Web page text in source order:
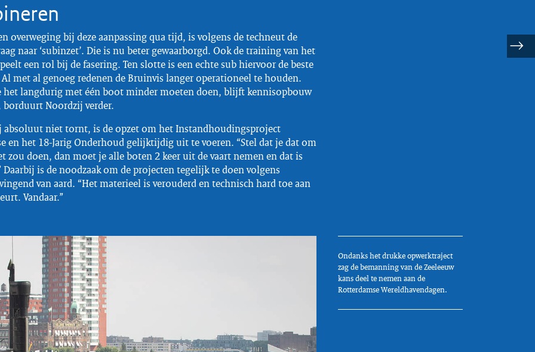
overweging bij deze aanpassing qua tijd, is volgens de techneut de
naar ‘subinzet’. Die is nu beter gewaarborgd. Ook de training van het
een rol bij de fasering. Ten slotte is een echte sub hiervoor de beste
met al genoeg redenen de Bruinvis langer operationeel te houden.
het langdurig met één boot minder moeten doen, blijft kennisopbouw
borduurt Noordzij verder.
absoluut niet tornt, is de opzet om het Instandhoudingsproject
en het 18-Jarig Onderhoud gelijktijdig uit te voeren. “Stel dat je dat om
zou doen, dan moet je alle boten 2 keer uit de vaart nemen en dat is
is de noodzaak om de projecten tegelijk te doen volgens
van aard. “Het materieel is verouderd en technisch hard toe aan
Vandaar.”
Ondanks het drukke opwerktraject
zag de bemanning van de Zeeleeuw
kans deel te nemen aan de
Rotterdamse Wereldhavendagen.